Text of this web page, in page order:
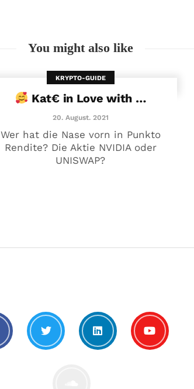
20. August. 2021
You might also like
KRYPTO-GUIDE
Kat€ in Love with …
20. August. 2021
Wer hat die Nase vorn in Punkto
Rendite? Die Aktie NVIDIA oder
UNISWAP?